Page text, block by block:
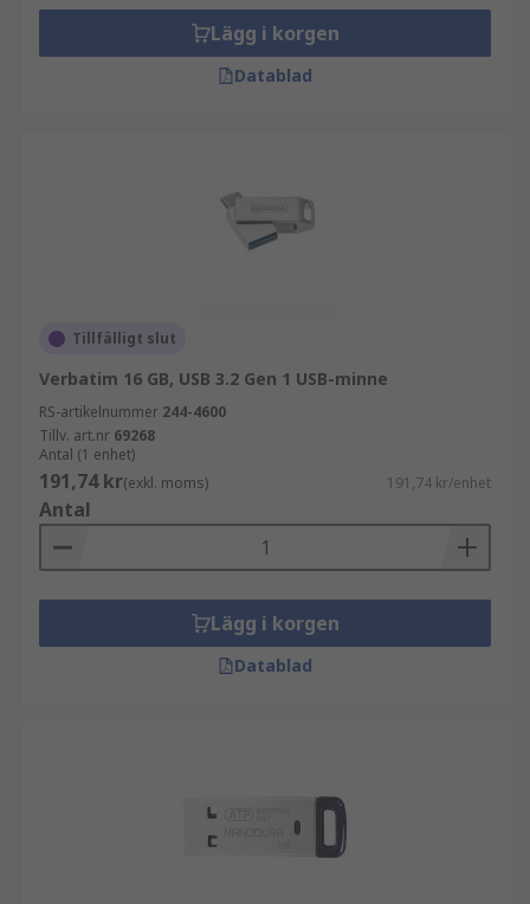
Lägg i korgen
Datablad
Tillfälligt slut
Verbatim 16 GB, USB 3.2 Gen 1 USB-minne
RS-artikelnummer 244-4600
Tillv. art.nr 69268
Antal (1 enhet)
191,74 kr(exkl. moms) 191,74 kr/enhet
Antal
Lägg i korgen
Datablad